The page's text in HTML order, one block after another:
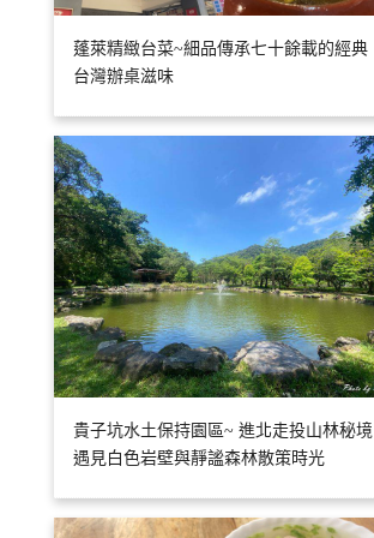
蓬萊精緻台菜~細品傳承七十餘載的經典
台灣辦桌滋味
貴子坑水土保持園區~ 進北走投山林秘境
遇見白色岩壁與靜謐森林散策時光